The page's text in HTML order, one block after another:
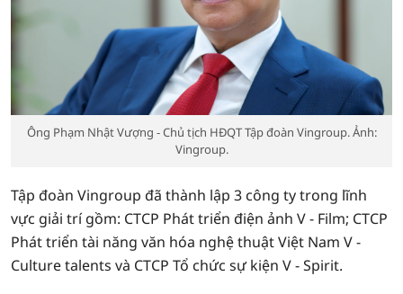
Ông Phạm Nhật Vượng - Chủ tịch HĐQT Tập đoàn Vingroup. Ảnh:
Vingroup.
Tập đoàn Vingroup đã thành lập 3 công ty trong lĩnh
vực giải trí gồm: CTCP Phát triển điện ảnh V - Film; CTCP
Phát triển tài năng văn hóa nghệ thuật Việt Nam V -
Culture talents và CTCP Tổ chức sự kiện V - Spirit.